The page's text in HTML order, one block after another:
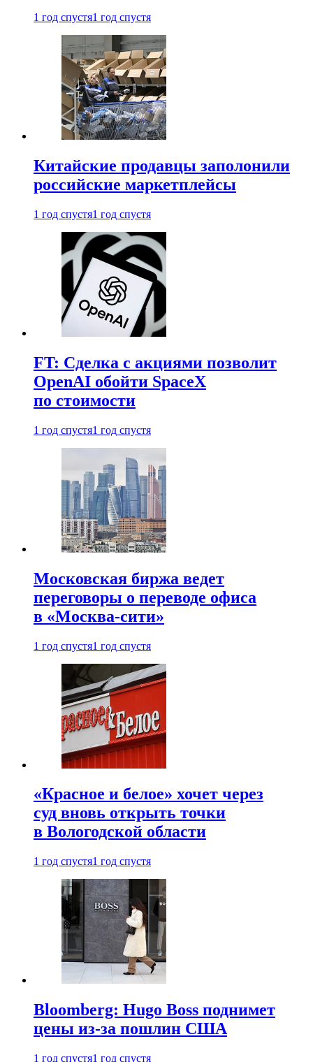
1 год спустя1 год спустя
Китайские продавцы заполонили
российские маркетплейсы
1 год спустя1 год спустя
FT: Сделка с акциями позволит
OpenAI обойти SpaceX
по стоимости
1 год спустя1 год спустя
Московская биржа ведет
переговоры о переводе офиса
в «Москва-сити»
1 год спустя1 год спустя
«Красное и белое» хочет через
суд вновь открыть точки
в Вологодской области
1 год спустя1 год спустя
Bloomberg: Hugo Boss поднимет
цены из-за пошлин США
1 год спустя1 год спустя